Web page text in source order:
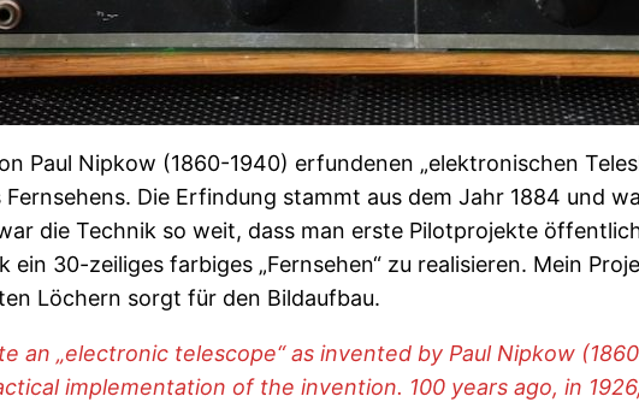
Paul Nipkow (1860-1940) erfundenen „elektronischen
Die Erfindung stammt aus dem Jahr 1884 und
die Technik so weit, dass man erste Pilotprojekte
ein 30-zeiliges farbiges „Fernsehen“ zu realisieren. Mein
Löchern sorgt für den Bildaufbau.
an „electronic telescope“ as invented by Paul Nipkow
implementation of the invention. 100 years ago, in